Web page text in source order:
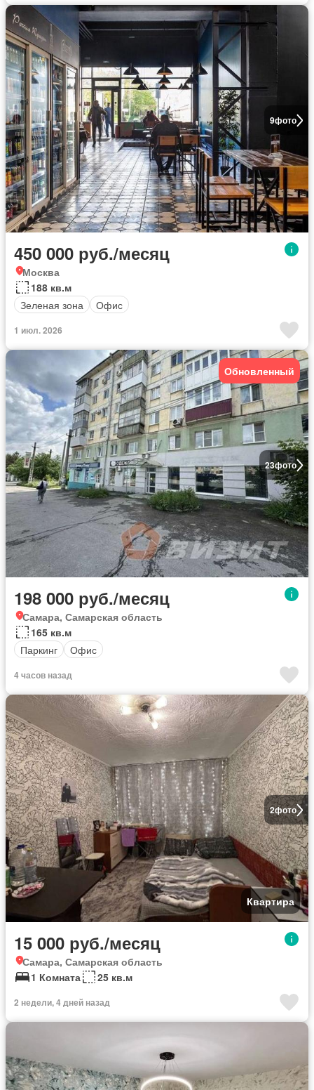
9фото
450 000 руб./месяц
Москва
188 кв.м
Зеленая зона
Офис
1 июл. 2026
23фото
Обновленный
198 000 руб./месяц
Самара, Самарская область
165 кв.м
Паркинг
Офис
4 часов назад
2фото
Квартира
15 000 руб./месяц
Самара, Самарская область
1 Комната
25 кв.м
2 недели, 4 дней назад